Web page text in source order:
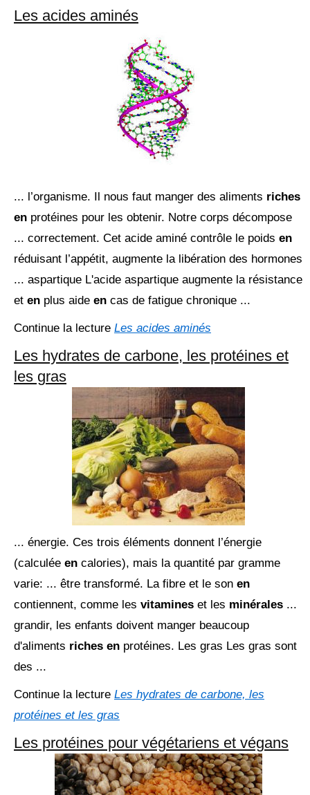
Les acides aminés
... l’organisme. Il nous faut manger des aliments riches
en protéines pour les obtenir. Notre corps décompose
... correctement. Cet acide aminé contrôle le poids en
réduisant l’appétit, augmente la libération des hormones
... aspartique L'acide aspartique augmente la résistance
et en plus aide en cas de fatigue chronique ...
Continue la lecture Les acides aminés
Les hydrates de carbone, les protéines et
les gras
... énergie. Ces trois éléments donnent l’énergie
(calculée en calories), mais la quantité par gramme
varie: ... être transformé. La fibre et le son en
contiennent, comme les vitamines et les minérales ...
grandir, les enfants doivent manger beaucoup
d'aliments riches en protéines. Les gras Les gras sont
des ...
Continue la lecture Les hydrates de carbone, les
protéines et les gras
Les protéines pour végétariens et végans